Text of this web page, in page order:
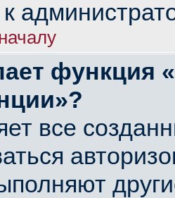
функция
все